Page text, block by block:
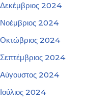
Δεκέμβριος 2024
Νοέμβριος 2024
Οκτώβριος 2024
Σεπτέμβριος 2024
Αύγουστος 2024
Ιούλιος 2024